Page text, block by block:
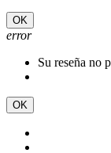
OK
error
Su reseña no
OK